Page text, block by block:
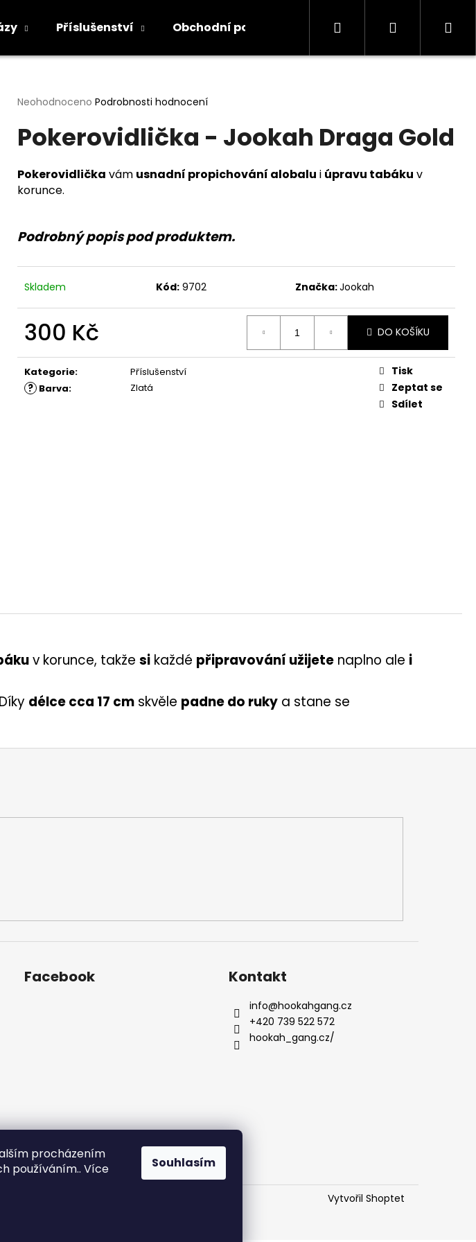
procházením
používáním.. Více
Souhlasím
Příslušenství Obchodní podmínky Kontakty Informace
Hledat Přihlášení
Průměrné
produktu
je
z
5
hvězdiček.
Neohodnoceno Podrobnosti hodnocení
Pokerovidlička - Jookah Draga Gold
Pokerovidlička vám usnadní propichování alobalu i úpravu tabáku v
korunce.
Podrobný popis pod produktem.
Skladem Kód: 9702 Značka:Jookah
300 Kč
cena:
DO KOŠÍKU
Kategorie: Příslušenství
? Barva: Zlatá
Tisk
Zeptat se
Sdílet
v korunce, takže si každé připravování užijete naplno ale i
délce cca 17 cm skvěle padne do ruky a stane se
HLEDAT
Facebook Kontakt
info@hookahgang.cz
+420 739 522 572
hookah_gang.cz/
Vytvořil Shoptet